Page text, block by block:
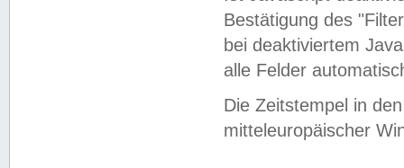
Bestätigung des
bei deaktiviertem
alle Felder
Die Zeitstempel in
mitteleuropäischer